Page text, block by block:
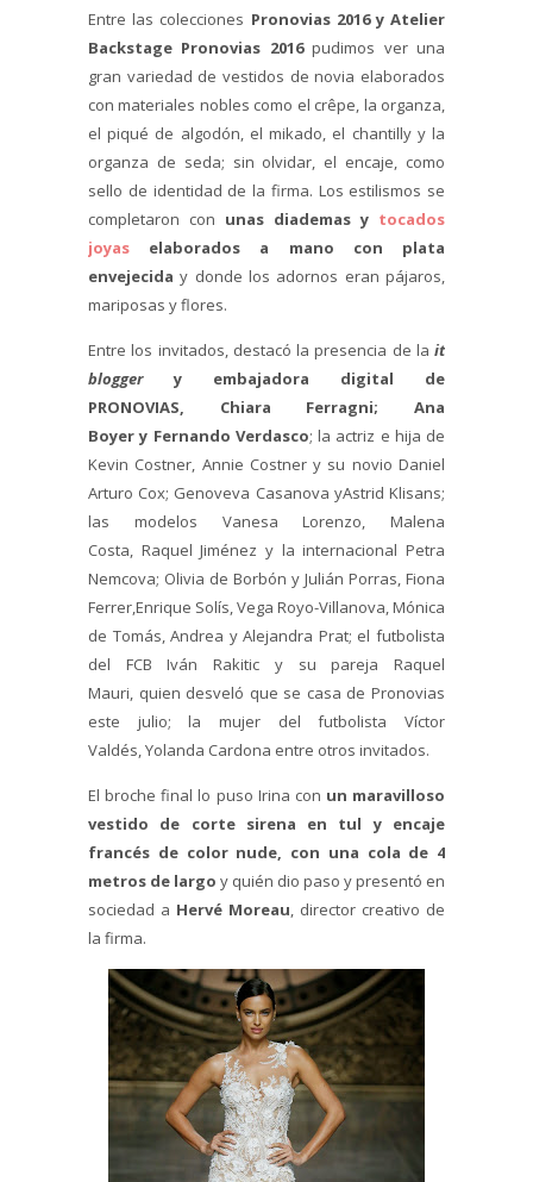
Entre las colecciones Pronovias 2016 y Atelier
Backstage Pronovias 2016pudimos ver una
gran variedad de vestidos de novia elaborados
con materiales nobles como el crêpe, la organza,
el piqué de algodón, el mikado, el chantilly y la
organza de seda; sin olvidar, el encaje, como
sello de identidad de la firma. Los estilismos se
completaron con unas diademas y tocados
joyas elaborados a mano con plata
envejecida y donde los adornos eran pájaros,
mariposas y flores.
Entre los invitados, destacó la presencia de la it
bloggery embajadora digital de
PRONOVIAS, Chiara Ferragni; Ana
Boyer y Fernando Verdasco; la actriz e hija de
Kevin Costner, Annie Costner y su novio Daniel
Arturo Cox; Genoveva Casanova yAstrid Klisans;
las modelos Vanesa Lorenzo, Malena
Costa, Raquel Jiménez y la internacional Petra
Nemcova; Olivia de Borbón y Julián Porras, Fiona
Ferrer,Enrique Solís, Vega Royo-Villanova, Mónica
de Tomás, Andrea y Alejandra Prat; el futbolista
del FCB Iván Rakitic y su pareja Raquel
Mauri, quien desveló que se casa de Pronovias
este julio; la mujer del futbolista Víctor
Valdés, Yolanda Cardona entre otros invitados.
El broche final lo puso Irina con un maravilloso
vestido de corte sirena en tul y encaje
francés de color nude, con una cola de 4
metros de largo y quién dio paso y presentó en
sociedad a Hervé Moreau, director creativo de
la firma.